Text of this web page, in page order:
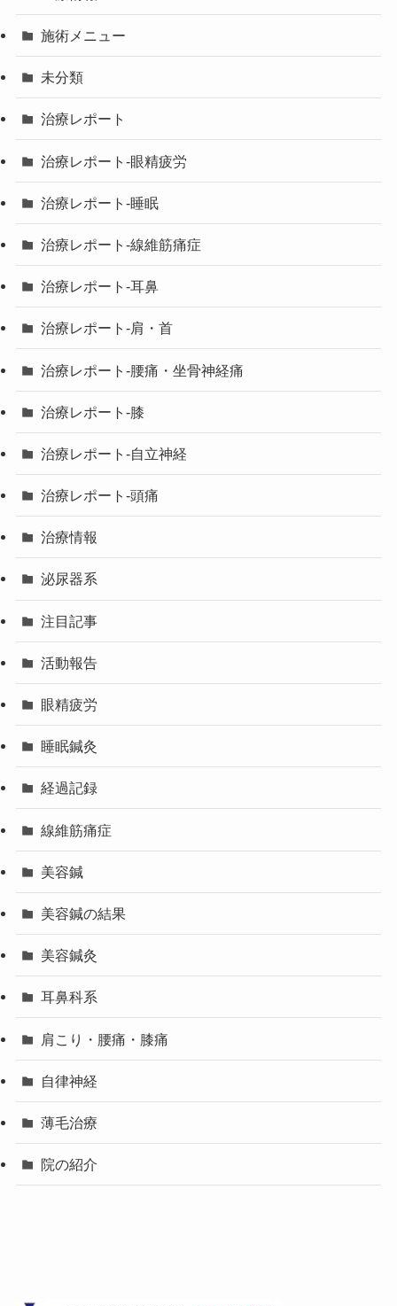
施術メニュー
未分類
治療レポート
治療レポート-眼精疲労
治療レポート-睡眠
治療レポート-線維筋痛症
治療レポート-耳鼻
治療レポート-肩・首
治療レポート-腰痛・坐骨神経痛
治療レポート-膝
治療レポート-自立神経
治療レポート-頭痛
治療情報
泌尿器系
注目記事
活動報告
眼精疲労
睡眠鍼灸
経過記録
線維筋痛症
美容鍼
美容鍼の結果
美容鍼灸
耳鼻科系
肩こり・腰痛・膝痛
自律神経
薄毛治療
院の紹介